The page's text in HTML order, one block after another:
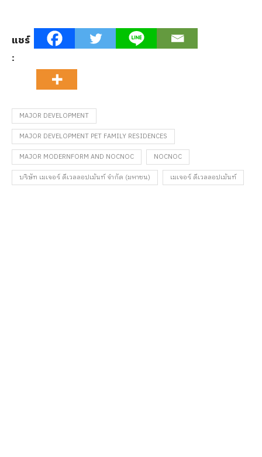
แชร์
:
MAJOR DEVELOPMENT
MAJOR DEVELOPMENT PET FAMILY RESIDENCES
MAJOR MODERNFORM AND NOCNOC
NOCNOC
บริษัท เมเจอร์ ดีเวลลอปเม้นท์ จำกัด (มหาชน)
เมเจอร์ ดีเวลลอปเม้นท์